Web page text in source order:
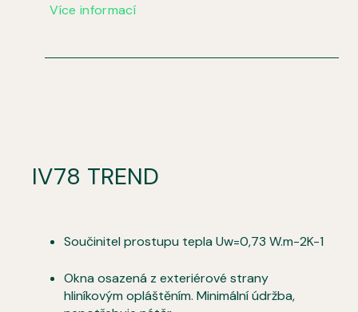
Více informací
IV78 TREND
Součinitel prostupu tepla Uw=0,73 W.m-2K-1
Okna osazená z exteriérové strany
hliníkovým opláštěním. Minimální údržba,